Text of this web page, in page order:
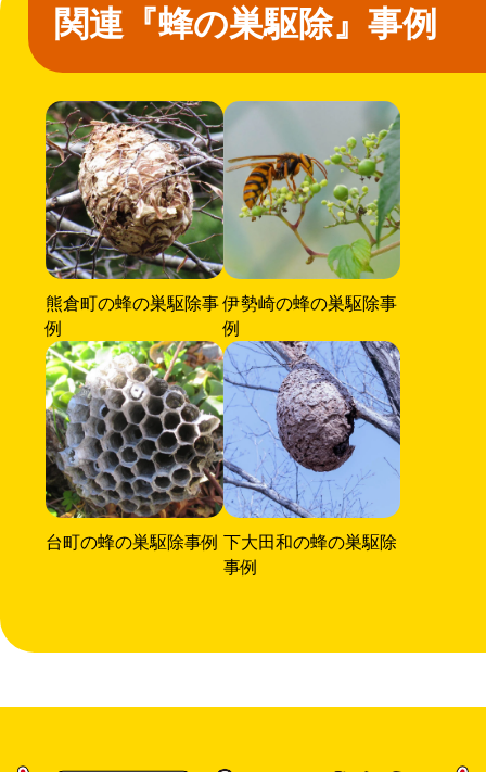
関連『蜂の巣駆除』事例
熊倉町の蜂の巣駆除事
例
伊勢崎の蜂の巣駆除事
例
台町の蜂の巣駆除事例 下大田和の蜂の巣駆除
事例